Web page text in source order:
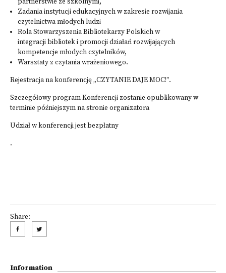
partnerstwie ze szkolnymi,
Zadania instytucji edukacyjnych w zakresie rozwijania
czytelnictwa młodych ludzi
Rola Stowarzyszenia Bibliotekarzy Polskich w
integracji bibliotek i promocji działań rozwijających
kompetencje młodych czytelników,
Warsztaty z czytania wrażeniowego.
Rejestracja na konferencję „CZYTANIE DAJE MOC!”.
Szczegółowy program Konferencji zostanie opublikowany w
terminie późniejszym na stronie organizatora
Udział w konferencji jest bezpłatny
.
Share:
Information